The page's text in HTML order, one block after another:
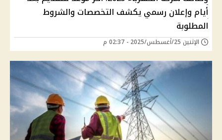
أيام وإعلان رسمي يكشف التخصصات والشروط
المطلوبة
الإثنين 25/أغسطس/2025 - 02:37 م